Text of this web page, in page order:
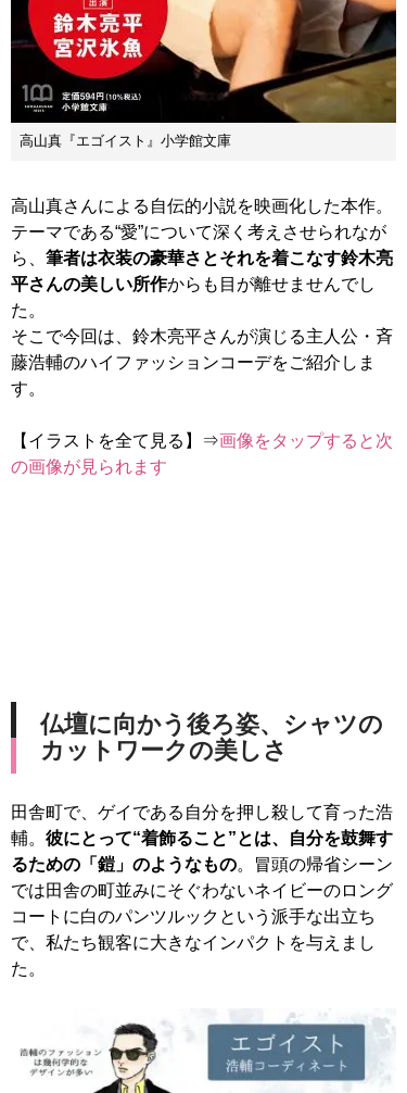
高山真『エゴイスト』小学館文庫
高山真さんによる自伝的小説を映画化した本作。
テーマである“愛”について深く考えさせられなが
ら、 筆者は衣装の豪華さとそれを着こなす鈴木亮
平さんの美しい所作からも目が離せませんでし
た。
そこで今回は、鈴木亮平さんが演じる主人公・斉
藤浩輔のハイファッションコーデをご紹介しま
す。
【イラストを全て見る】⇒画像をタップすると次
の画像が見られます
仏壇に向かう後ろ姿、シャツの
カットワークの美しさ
田舎町で、ゲイである自分を押し殺して育った浩
輔。 彼にとって“着飾ること”とは、自分を鼓舞す
るための「鎧」のようなもの。冒頭の帰省シーン
では田舎の町並みにそぐわないネイビーのロング
コートに白のパンツルックという派手な出立ち
で、私たち観客に大きなインパクトを与えまし
た。